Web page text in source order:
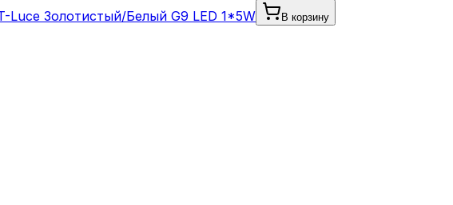
Luce Золотистый/Белый G9 LED 1*5W
В корзину